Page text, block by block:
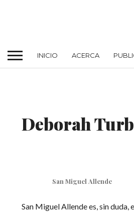
INICIO ACERCA
Deborah
San Miguel Allende
San Miguel Allende es, sin duda,